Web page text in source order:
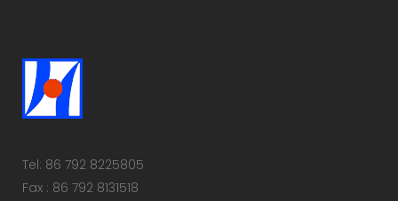
Tel: 86 792 8225805
Fax : 86 792 8131518